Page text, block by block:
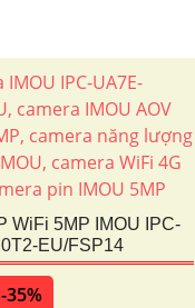
WiFi 5MP IMOU IPC-
EU/FSP14
35%